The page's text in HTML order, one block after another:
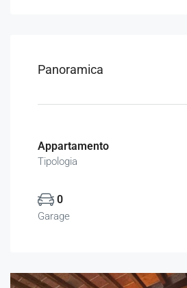
Panoramica
Appartamento
Tipologia
0
Garage